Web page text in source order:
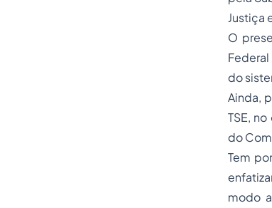
Justiça
O
do
Ainda,
TSE,
do
Tem
modo